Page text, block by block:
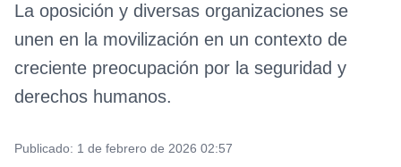
La oposición y diversas organizaciones se
unen en la movilización en un contexto de
creciente preocupación por la seguridad y
derechos humanos.
Publicado: 1 de febrero de 2026 02:57